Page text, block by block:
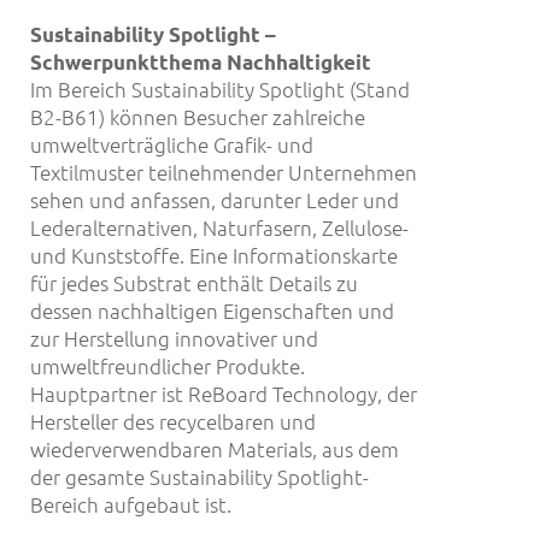
Sustainability Spotlight –
Schwerpunktthema Nachhaltigkeit
Im Bereich Sustainability Spotlight (Stand
B2-B61) können Besucher zahlreiche
umweltverträgliche Grafik- und
Textilmuster teilnehmender Unternehmen
sehen und anfassen, darunter Leder und
Lederalternativen, Naturfasern, Zellulose-
und Kunststoffe. Eine Informationskarte
für jedes Substrat enthält Details zu
dessen nachhaltigen Eigenschaften und
zur Herstellung innovativer und
umweltfreundlicher Produkte.
Hauptpartner ist ReBoard Technology, der
Hersteller des recycelbaren und
wiederverwendbaren Materials, aus dem
der gesamte Sustainability Spotlight-
Bereich aufgebaut ist.